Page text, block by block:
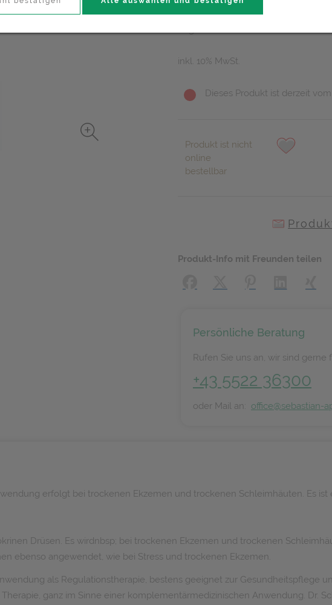
54,30 EUR
inkl. 10% MwSt.
Dieses Produkt ist derzeit
Produkt ist nicht
online
bestellbar
Produkt-Info mit Freunden teilen
Persönliche Beratung
Rufen Sie uns an, wir sind gerne
+43 5522 36300
oder Mail an: office@sebastian-
erfolgt bei trockenen Ekzemen und trockenen Schleimhäuten. Es
Drüsen. Es wirdnbsp; bei trockenen Ekzemen und trockenen
ebenso angewendet, wie bei Stress und trockenen Ekzemen.
als Regulationstherapie, bestens geeignet zur Gesundheitspflege
ganz im Sinne einer komplementärmedizinischen Anwendung. Dr.